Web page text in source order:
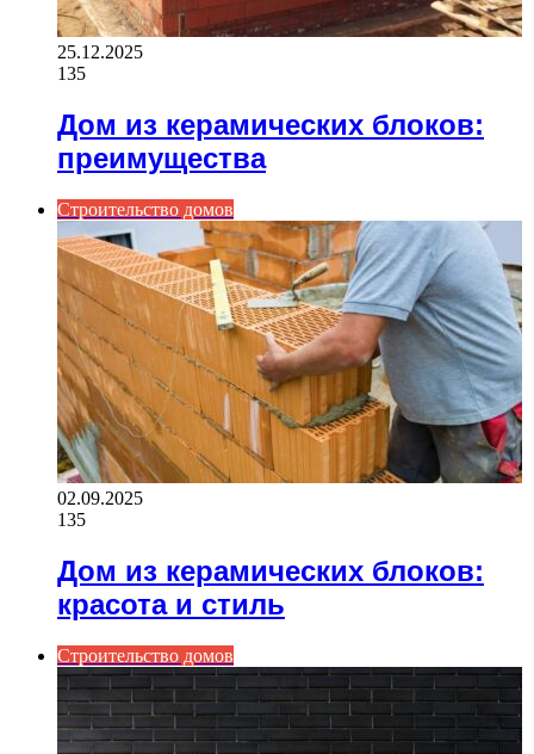
25.12.2025
135
Дом из керамических блоков:
преимущества
Строительство домов
02.09.2025
135
Дом из керамических блоков:
красота и стиль
Строительство домов